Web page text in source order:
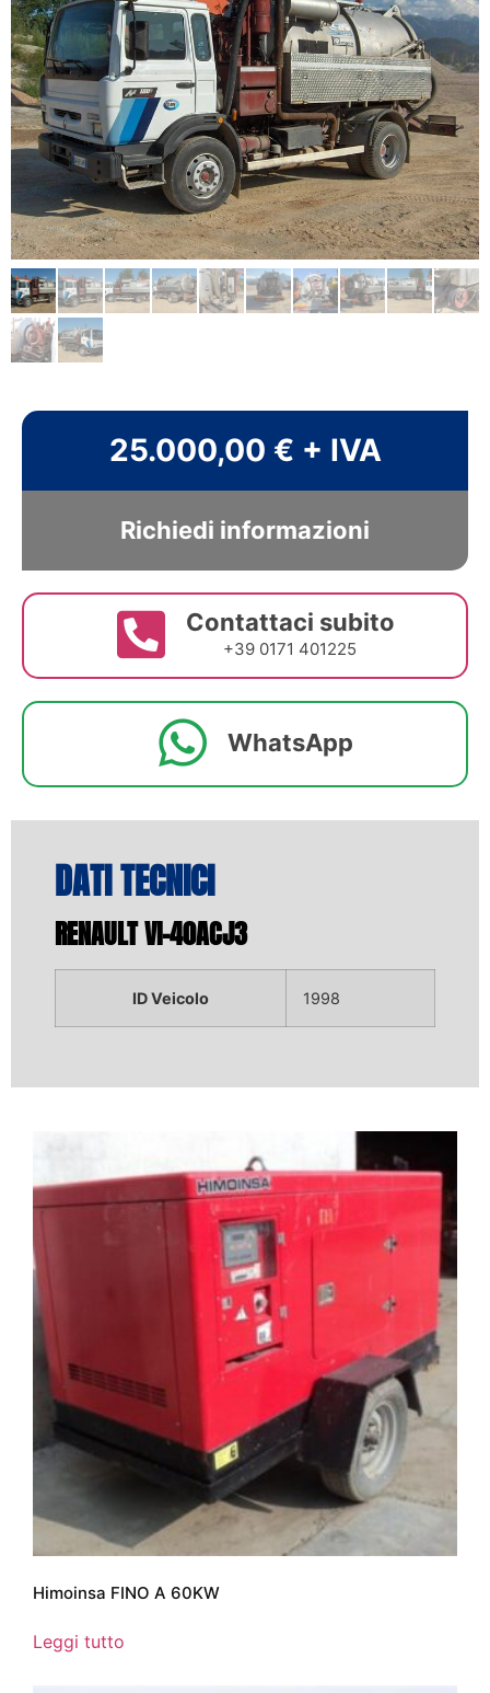
25.000,00 € + IVA
Richiedi informazioni
Contattaci subito
+39 0171 401225
WhatsApp
DATI TECNICI
RENAULT VI-40ACJ3
ID Veicolo 1998
Himoinsa FINO A 60KW
Leggi tutto